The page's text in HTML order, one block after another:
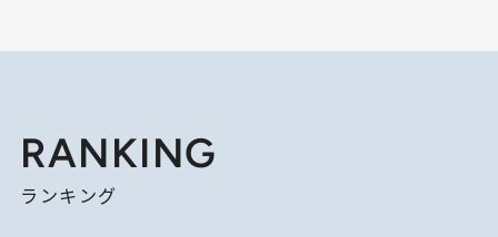
RANKING
ランキング